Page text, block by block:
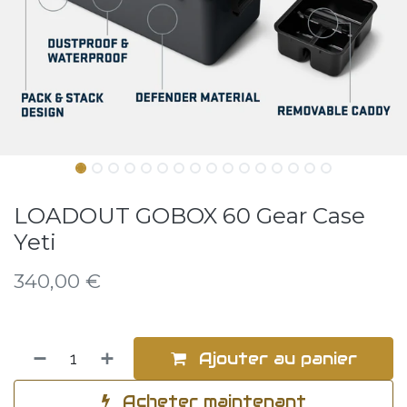
LOADOUT GOBOX 60 Gear Case
Yeti
340,00 €
Ajouter au panier
Acheter maintenant